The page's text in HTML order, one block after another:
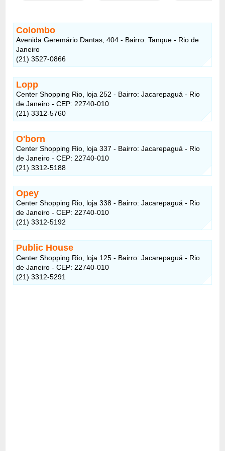
Colombo
Avenida Geremário Dantas, 404 - Bairro: Tanque - Rio de
Janeiro
(21) 3527-0866
Lopp
Center Shopping Rio, loja 252 - Bairro: Jacarepaguá - Rio
de Janeiro - CEP: 22740-010
(21) 3312-5760
O'born
Center Shopping Rio, loja 337 - Bairro: Jacarepaguá - Rio
de Janeiro - CEP: 22740-010
(21) 3312-5188
Opey
Center Shopping Rio, loja 338 - Bairro: Jacarepaguá - Rio
de Janeiro - CEP: 22740-010
(21) 3312-5192
Public House
Center Shopping Rio, loja 125 - Bairro: Jacarepaguá - Rio
de Janeiro - CEP: 22740-010
(21) 3312-5291